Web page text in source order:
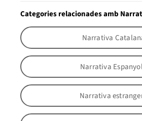
Categories relacionades amb
Narrativa
Narrativa
Narrativa